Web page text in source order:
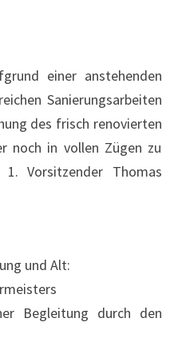
einer anstehenden
Sanierungsarbeiten
des frisch renovierten
noch in vollen Zügen zu
Vorsitzender Thomas
und Alt:
Begleitung durch den